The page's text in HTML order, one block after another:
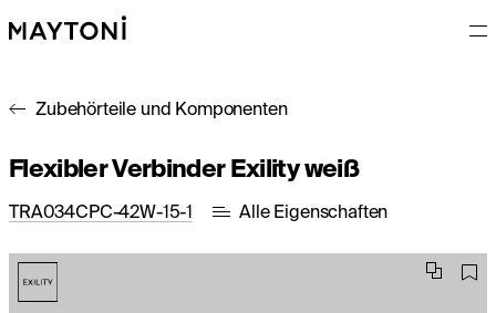
Zubehörteile und Komponenten
Flexibler Verbinder Exility weiß
TRA034CPC-42W-15-1 Alle Eigenschaften